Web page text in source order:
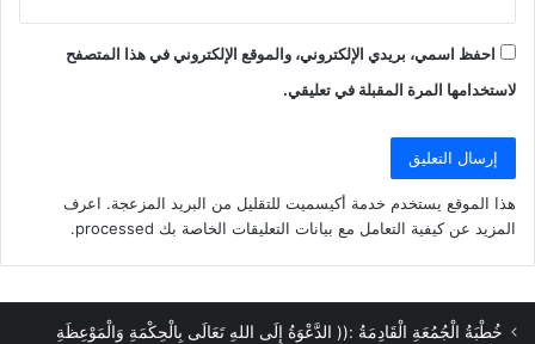
احفظ اسمي، بريدي الإلكتروني، والموقع الإلكتروني في هذا المتصفح
لاستخدامها المرة المقبلة في تعليقي.
هذا الموقع يستخدم خدمة أكيسميت للتقليل من البريد المزعجة. اعرف
المزيد عن كيفية التعامل مع بيانات التعليقات الخاصة بك processed
.
خُطْبَةُ الْجُمُعَةِ الْقَادِمَةُ :(( الدَّعْوَةُ إِلَى اللهِ تَعَالَى بِالْحِكْمَةِ وَالْمَوْعِظَةِ